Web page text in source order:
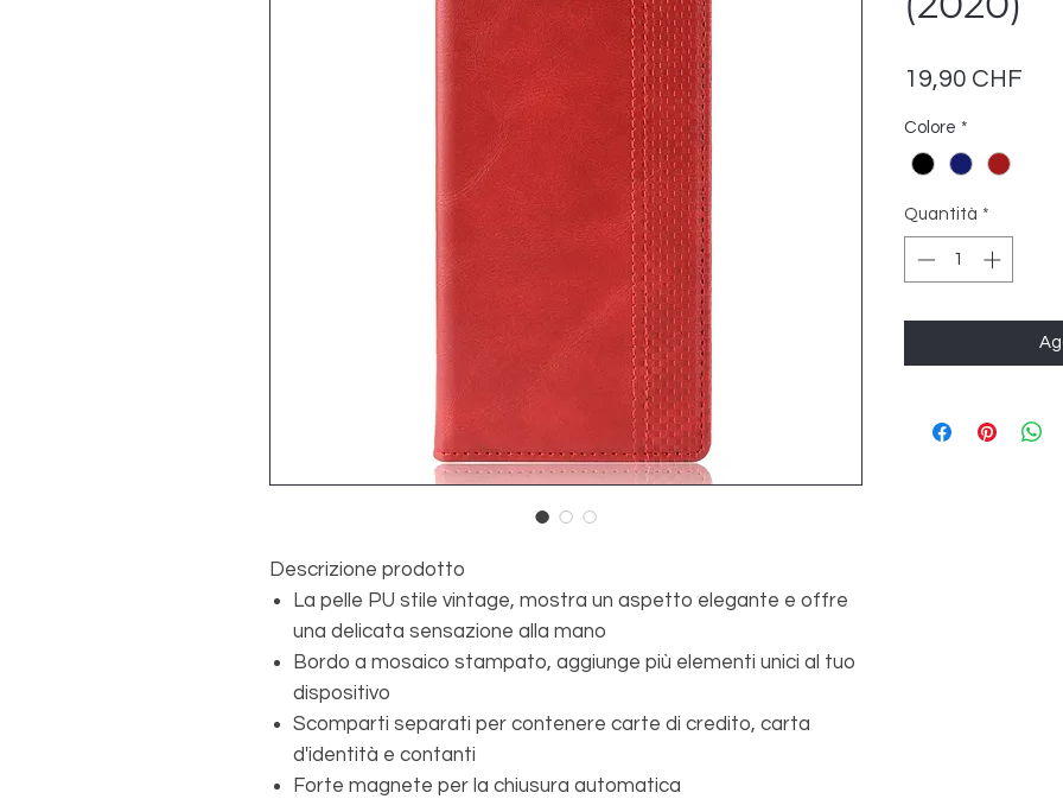
Descrizione prodotto
La pelle PU stile vintage, mostra un aspetto elegante e offre
una delicata sensazione alla mano
Bordo a mosaico stampato, aggiunge più elementi unici al tuo
dispositivo
Scomparti separati per contenere carte di credito, carta
d'identità e contanti
Forte magnete per la chiusura automatica
19,90 CHF
Colore *
Quantità *